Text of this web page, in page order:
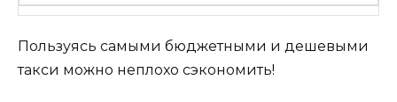
Пользуясь самыми бюджетными и дешевыми
такси можно неплохо сэкономить!